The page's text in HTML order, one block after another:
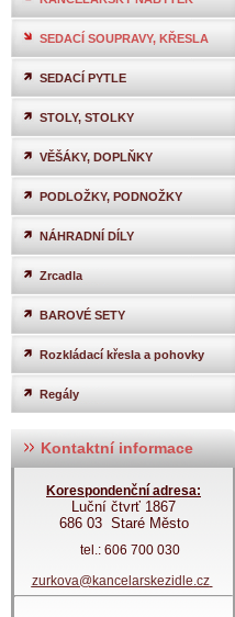
SEDACÍ SOUPRAVY, KŘESLA
SEDACÍ PYTLE
STOLY, STOLKY
VĚŠÁKY, DOPLŇKY
PODLOŽKY, PODNOŽKY
NÁHRADNÍ DÍLY
Zrcadla
BAROVÉ SETY
Rozkládací křesla a pohovky
Regály
Kontaktní informace
Korespondenční adresa:
Luční čtvrť 1867
686 03 Staré Město
tel.: 606 700 030
zurkova@kancelarskezidle.cz